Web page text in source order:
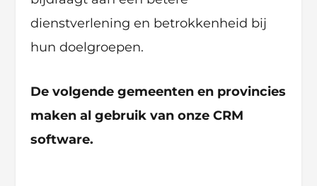
dienstverlening en betrokkenheid bij
hun doelgroepen.
De volgende gemeenten en provincies
maken al gebruik van onze CRM
software.